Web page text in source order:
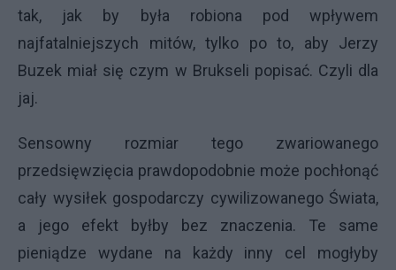
tak, jak by była robiona pod wpływem
najfatalniejszych mitów, tylko po to, aby Jerzy
Buzek miał się czym w Brukseli popisać. Czyli dla
jaj.
Sensowny rozmiar tego zwariowanego
przedsięwzięcia prawdopodobnie może pochłonąć
cały wysiłek gospodarczy cywilizowanego Świata,
a jego efekt byłby bez znaczenia. Te same
pieniądze wydane na każdy inny cel mogłyby